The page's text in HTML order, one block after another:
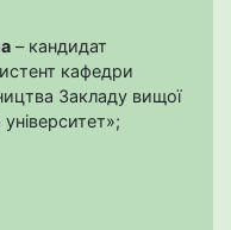
– кандидат
кафедри
Закладу вищої